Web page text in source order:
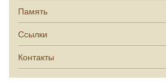
Память
Ссылки
Контакты